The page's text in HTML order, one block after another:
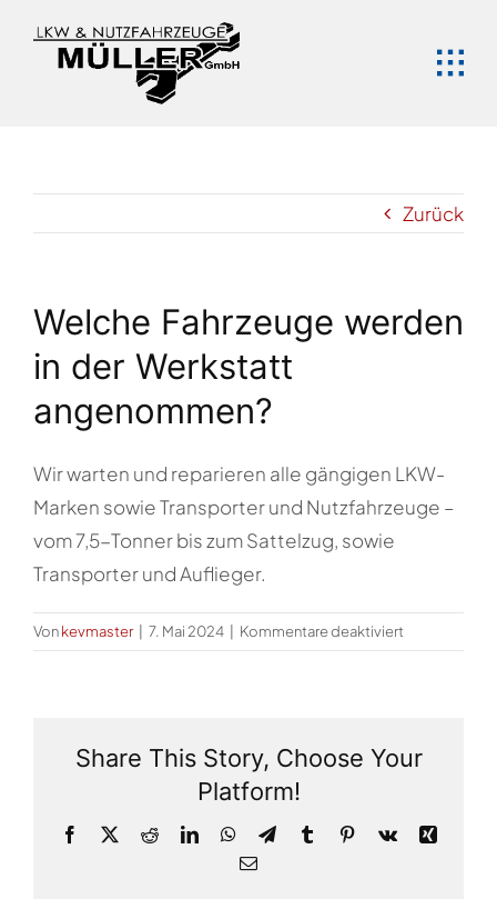
Inhalt
Zurück
Welche Fahrzeuge werden
in der Werkstatt
angenommen?
Wir warten und reparieren alle gängigen LKW-
Marken sowie Transporter und Nutzfahrzeuge –
vom 7,5-Tonner bis zum Sattelzug, sowie
Transporter und Auflieger.
Vonkevmaster 7. Mai 2024 Kommentare deaktiviert
Welche
der
Share This Story, Choose Your
Platform!
Facebook
X RedditLinkedInWhatsApp
TelegramTumblrPinterest
Vk
Xing
E-